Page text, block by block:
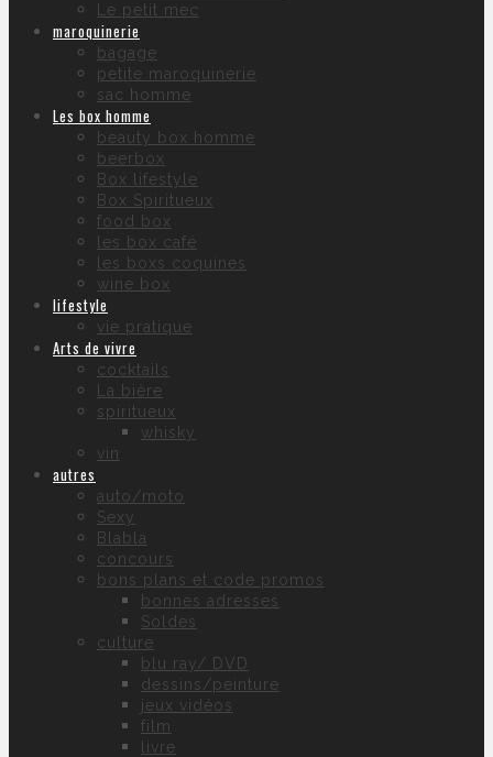
Le petit mec
maroquinerie
bagage
petite maroquinerie
sac homme
Les box homme
beauty box homme
beerbox
Box lifestyle
Box Spiritueux
food box
les box café
les boxs coquines
wine box
lifestyle
vie pratique
Arts de vivre
cocktails
La bière
spiritueux
whisky
vin
autres
auto/moto
Sexy
Blabla
concours
bons plans et code promos
bonnes adresses
Soldes
culture
blu ray/ DVD
dessins/peinture
jeux vidéos
film
livre